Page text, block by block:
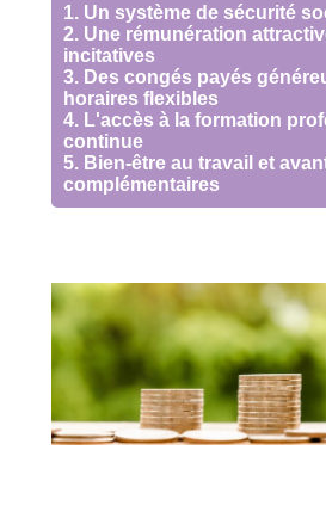
1. Un système de sécurité
2. Une rémunération
incitatives
3. Des congés payés
horaires flexibles
4. L'accès à la formation
continue
5. Bien-être au travail et
complémentaires